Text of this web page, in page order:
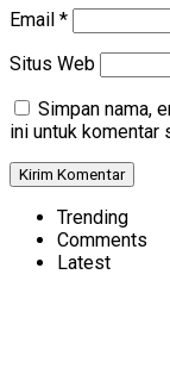
Email *
Situs Web
Simpan nama,
ini untuk komentar
Trending
Comments
Latest